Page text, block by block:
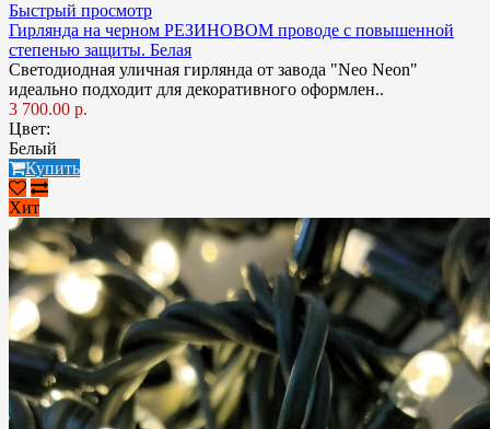
Быстрый просмотр
Гирлянда на черном РЕЗИНОВОМ проводе с повышенной
степенью защиты. Белая
Светодиодная уличная гирлянда от завода "Neo Neon"
идеально подходит для декоративного оформлен..
3 700.00 р.
Цвет:
Белый
Купить
Хит